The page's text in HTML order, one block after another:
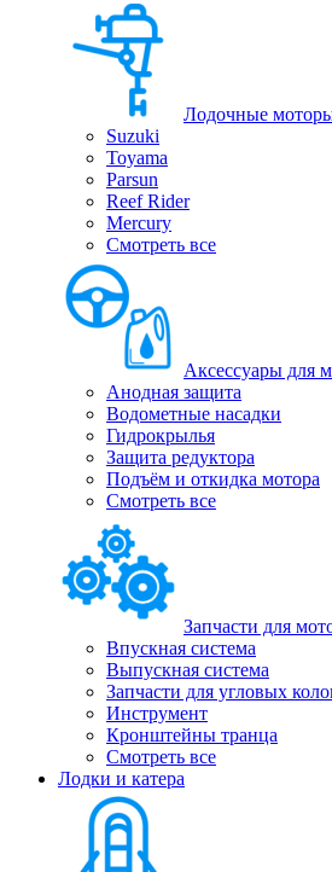
Лодочные
Suzuki
Toyama
Parsun
Reef Rider
Mercury
Смотреть все
Аксессуары для
Анодная защита
Водометные насадки
Гидрокрылья
Защита редуктора
Подъём и откидка мотора
Смотреть все
Запчасти для
Впускная система
Выпускная система
Запчасти для угловых
Инструмент
Кронштейны транца
Смотреть все
Лодки и катера